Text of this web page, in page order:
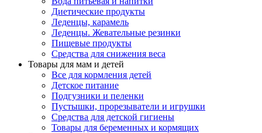
Диетические продукты
Леденцы, карамель
Леденцы. Жевательные резинки
Пищевые продукты
Средства для снижения веса
Товары для мам и детей
Все для кормления детей
Детское питание
Подгузники и пеленки
Пустышки, прорезыватели и игрушки
Средства для детской гигиены
Товары для беременных и кормящих